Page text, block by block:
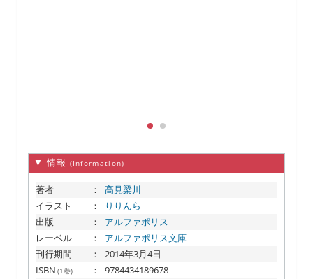
▼ 情報 (Information)
著者 ：
高見梁川
イラスト
：
りりんら
出版
：
アルファポリス
レーベル
：
アルファポリス文庫
刊行期間
：
2014年3月4日 -
ISBN (1巻) ：
9784434189678